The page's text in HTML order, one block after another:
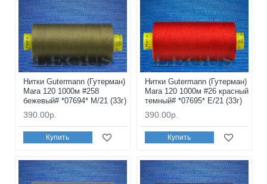
Нитки Gutermann (Гутерман)
Mara 120 1000м #258
бежевый# *07694* M/21 (33г)
390.00р.
Купить
Нитки Gutermann (Гутерман)
Mara 120 1000м #26 красный
темный# *07695* E/21 (33г)
390.00р.
Купить